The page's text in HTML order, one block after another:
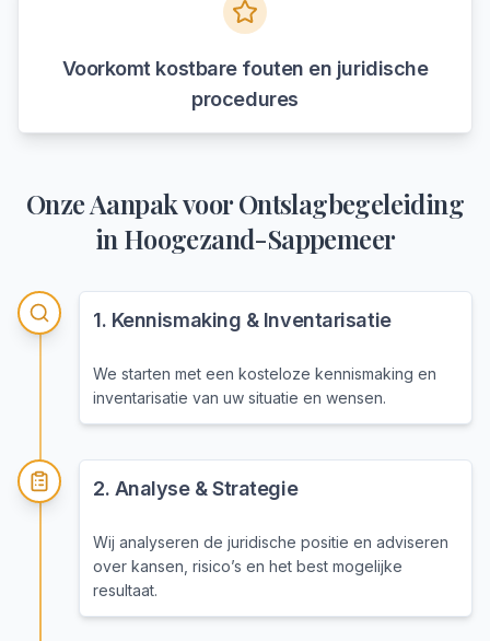
Voorkomt kostbare fouten en juridische
procedures
Onze Aanpak voorOntslagbegeleiding
in Hoogezand-Sappemeer
1. Kennismaking & Inventarisatie
We starten met een kosteloze kennismaking en
inventarisatie van uw situatie en wensen.
2. Analyse & Strategie
Wij analyseren de juridische positie en adviseren
over kansen, risico’s en het best mogelijke
resultaat.